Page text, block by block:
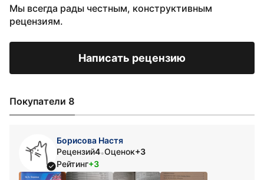
Мы всегда рады честным, конструктивным
рецензиям.
Написать рецензию
Покупатели 8
Борисова Настя
Рецензий4•Оценок+3
Рейтинг+3